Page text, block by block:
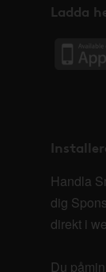
Ladda
Handla
dig
direkt i
Du